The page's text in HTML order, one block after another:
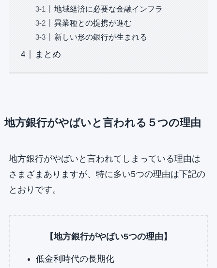
地域経済に必要な金融インフラ
異業種との提携が進む
新しい形の銀行が生まれる
まとめ
地方銀行がやばいと言われる５つの理由
地方銀行がやばいと言われてしまっている理由は
さまざまありますが、特に多い5つの理由は下記の
とおりです。
【地方銀行がやばい5つの理由】
低金利時代の長期化